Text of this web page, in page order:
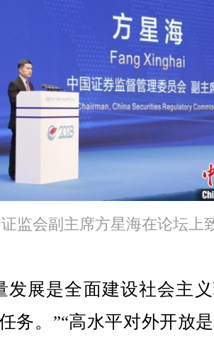
监会副主席方星海在论坛上
展是全面建设社会主义
务。”“高水平对外开放